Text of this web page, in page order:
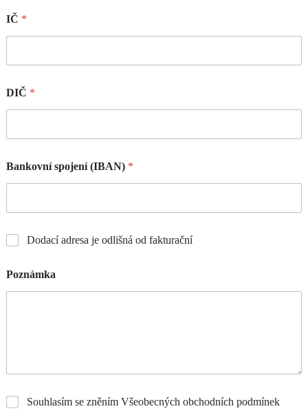
IČ *
DIČ *
Bankovní spojení (IBAN) *
Dodací adresa je odlišná od fakturační
Poznámka
Souhlasím se zněním Všeobecných obchodních podmínek